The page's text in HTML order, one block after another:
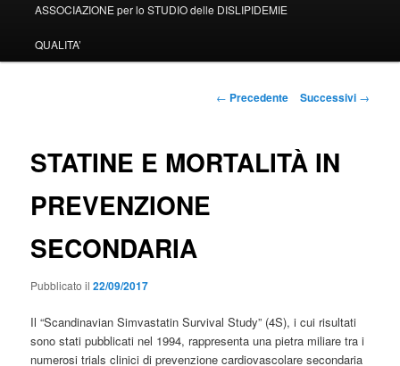
ASSOCIAZIONE per lo STUDIO delle DISLIPIDEMIE
QUALITA’
Navigazione
← Precedente Successivi →
STATINE E MORTALITÀ IN
PREVENZIONE
SECONDARIA
Pubblicato il22/09/2017
Il “Scandinavian Simvastatin Survival Study” (4S), i cui risultati
sono stati pubblicati nel 1994, rappresenta una pietra miliare tra i
numerosi trials clinici di prevenzione cardiovascolare secondaria